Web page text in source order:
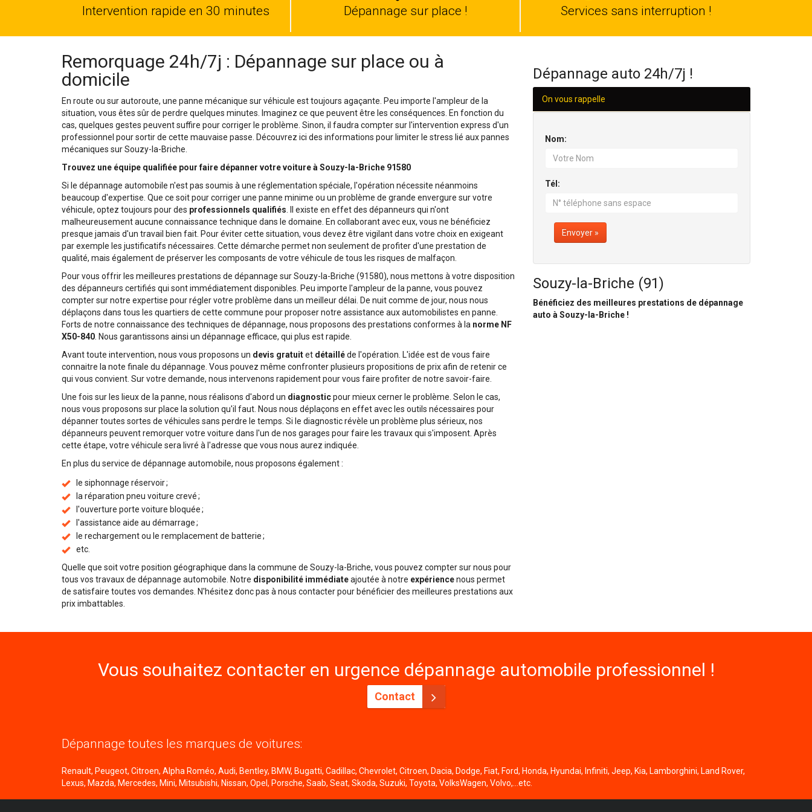
Intervention rapide en 30 minutes
auto
Dépannage sur place !
24
H/24
Services sans interruption !
Remorquage 24h/7j : Dépannage sur place ou à
domicile
En route ou sur autoroute, une panne mécanique sur véhicule est toujours agaçante. Peu importe l'ampleur de la
situation, vous êtes sûr de perdre quelques minutes. Imaginez ce que peuvent être les conséquences. En fonction du
cas, quelques gestes peuvent suffire pour corriger le problème. Sinon, il faudra compter sur l'intervention express d'un
professionnel pour sortir de cette mauvaise passe. Découvrez ici des informations pour limiter le stress lié aux pannes
mécaniques sur Souzy-la-Briche.
Trouvez une équipe qualifiée pour faire dépanner votre voiture à Souzy-la-Briche 91580
Si le dépannage automobile n'est pas soumis à une réglementation spéciale, l'opération nécessite néanmoins
beaucoup d'expertise. Que ce soit pour corriger une panne minime ou un problème de grande envergure sur votre
véhicule, optez toujours pour des professionnels qualifiés . Il existe en effet des dépanneurs qui n'ont
malheureusement aucune connaissance technique dans le domaine. En collaborant avec eux, vous ne bénéficiez
presque jamais d'un travail bien fait. Pour éviter cette situation, vous devez être vigilant dans votre choix en exigeant
par exemple les justificatifs nécessaires. Cette démarche permet non seulement de profiter d'une prestation de
qualité, mais également de préserver les composants de votre véhicule de tous les risques de malfaçon.
Pour vous offrir les meilleures prestations de dépannage sur Souzy-la-Briche (91580), nous mettons à votre disposition
des dépanneurs certifiés qui sont immédiatement disponibles. Peu importe l'ampleur de la panne, vous pouvez
compter sur notre expertise pour régler votre problème dans un meilleur délai. De nuit comme de jour, nous nous
déplaçons dans tous les quartiers de cette commune pour proposer notre assistance aux automobilistes en panne.
Forts de notre connaissance des techniques de dépannage, nous proposons des prestations conformes à la norme NF
X50-840 . Nous garantissons ainsi un dépannage efficace, qui plus est rapide.
Avant toute intervention, nous vous proposons un devis gratuitet détailléde l'opération. L'idée est de vous faire
connaitre la note finale du dépannage. Vous pouvez même confronter plusieurs propositions de prix afin de retenir ce
qui vous convient. Sur votre demande, nous intervenons rapidement pour vous faire profiter de notre savoir-faire.
Une fois sur les lieux de la panne, nous réalisons d'abord un diagnosticpour mieux cerner le problème. Selon le cas,
nous vous proposons sur place la solution qu'il faut. Nous nous déplaçons en effet avec les outils nécessaires pour
dépanner toutes sortes de véhicules sans perdre le temps. Si le diagnostic révèle un problème plus sérieux, nos
dépanneurs peuvent remorquer votre voiture dans l'un de nos garages pour faire les travaux qui s'imposent. Après
cette étape, votre véhicule sera livré à l'adresse que vous nous aurez indiquée.
En plus du service de dépannage automobile, nous proposons également :
le siphonnage réservoir ;
la réparation pneu voiture crevé ;
l'ouverture porte voiture bloquée ;
l'assistance aide au démarrage ;
le rechargement ou le remplacement de batterie ;
etc.
Quelle que soit votre position géographique dans la commune de Souzy-la-Briche, vous pouvez compter sur nous pour
tous vos travaux de dépannage automobile. Notre disponibilité immédiateajoutée à notre expériencenous permet
de satisfaire toutes vos demandes. N'hésitez donc pas à nous contacter pour bénéficier des meilleures prestations aux
prix imbattables.
Dépannage auto 24h/7j !
On vous rappelle
Nom:
Tél:
Envoyer »
Souzy-la-Briche (91)
Bénéficiez des meilleures prestations de dépannage
auto à Souzy-la-Briche !
Vous souhaitez contacter en urgence dépannage automobile professionnel !
Contact
Dépannage toutes les marques de voitures:
Renault, Peugeot, Citroen, Alpha Roméo, Audi, Bentley, BMW, Bugatti, Cadillac, Chevrolet, Citroen, Dacia, Dodge, Fiat, Ford, Honda, Hyundai, Infiniti, Jeep, Kia, Lamborghini, Land Rover,
Lexus, Mazda, Mercedes, Mini, Mitsubishi, Nissan, Opel, Porsche, Saab, Seat, Skoda, Suzuki, Toyota, VolksWagen, Volvo,...etc.